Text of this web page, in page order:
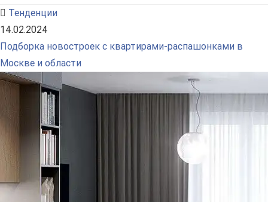
Тенденции
14.02.2024
Подборка новостроек с квартирами-распашонками в
Москве и области